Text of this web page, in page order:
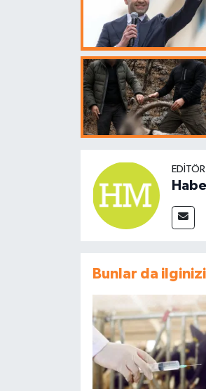
Bunlar da